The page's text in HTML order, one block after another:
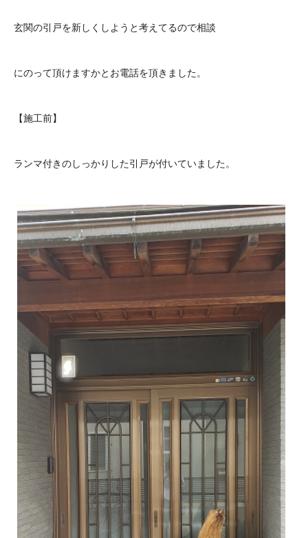
玄関の引戸を新しくしようと考えてるので相談
にのって頂けますかとお電話を頂きました。
【施工前】
ランマ付きのしっかりした引戸が付いていました。